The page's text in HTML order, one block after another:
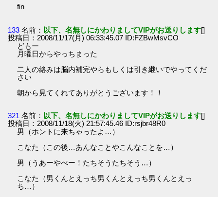
fin
133 名前： 以下、名無しにかわりましてVIPがお送りします[]
投稿日：2008/11/17(月) 06:33:45.07 ID:FZBwMsvCO
どもー
月曜日からやっちまった
二人の絡みは脳内補完やらもしくは引き継いでやってくだ
さい
朝から見てくれてありがとうございます！！
321 名前： 以下、名無しにかわりましてVIPがお送りします[]
投稿日：2008/11/18(火) 21:57:45.46 ID:rsjbr48R0
男（ホントに来ちゃったよ…）
こなた（この後…あんなことやこんなことを…）
男（うあーやべー！たちそうたちそう…）
こなた（男くんとえっち男くんとえっち男くんとえっ
ち…）